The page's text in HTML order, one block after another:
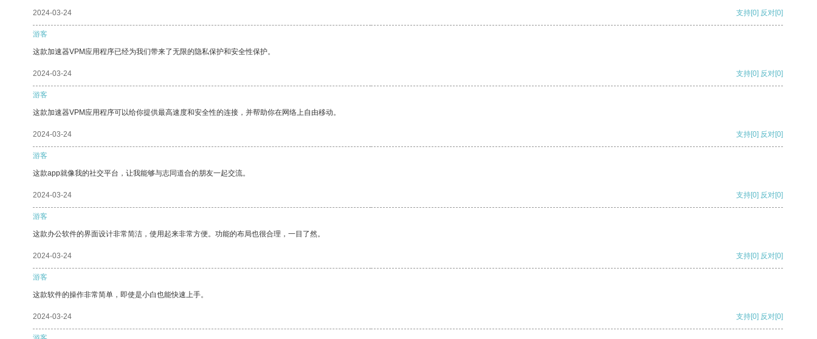
2024-03-24 支持[0] 反对[0]
游客
这款加速器VPM应用程序已经为我们带来了无限的隐私保护和安全性保护。
2024-03-24 支持[0] 反对[0]
游客
这款加速器VPM应用程序可以给你提供最高速度和安全性的连接，并帮助你在网络上自由移动。
2024-03-24 支持[0] 反对[0]
游客
这款app就像我的社交平台，让我能够与志同道合的朋友一起交流。
2024-03-24 支持[0] 反对[0]
游客
这款办公软件的界面设计非常简洁，使用起来非常方便。功能的布局也很合理，一目了然。
2024-03-24 支持[0] 反对[0]
游客
这款软件的操作非常简单，即使是小白也能快速上手。
2024-03-24 支持[0] 反对[0]